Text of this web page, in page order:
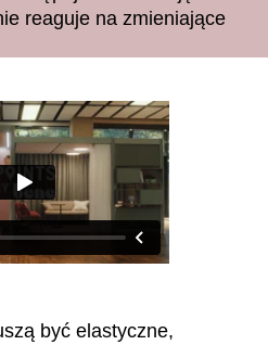
reaguje na zmieniające
być elastyczne,